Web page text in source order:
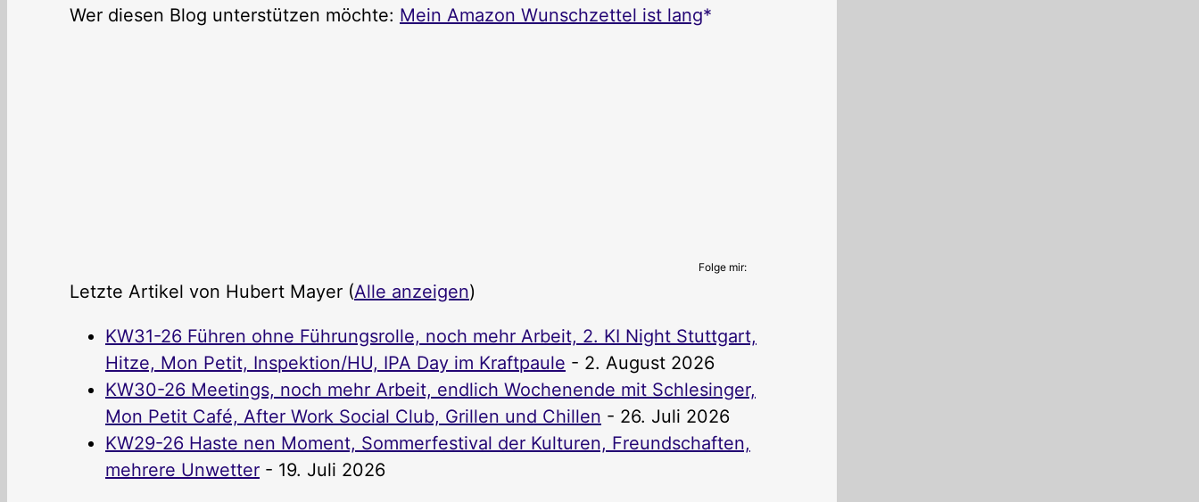
Wer diesen Blog unterstützen möchte: Mein Amazon Wunschzettel ist lang
Folge mir:
Letzte Artikel von Hubert Mayer (Alle anzeigen)
KW31-26 Führen ohne Führungsrolle, noch mehr Arbeit, 2. KI Night Stuttgart,
Hitze, Mon Petit, Inspektion/HU, IPA Day im Kraftpaule - 2. August 2026
KW30-26 Meetings, noch mehr Arbeit, endlich Wochenende mit Schlesinger,
Mon Petit Café, After Work Social Club, Grillen und Chillen - 26. Juli 2026
KW29-26 Haste nen Moment, Sommerfestival der Kulturen, Freundschaften,
mehrere Unwetter - 19. Juli 2026